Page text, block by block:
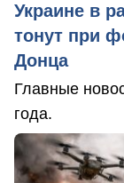
Украине в
тонут при
Донца
Главные
года.